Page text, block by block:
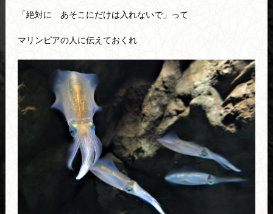
「絶対に あそこにだけは入れないで」って
マリンピアの人に伝えておくれ